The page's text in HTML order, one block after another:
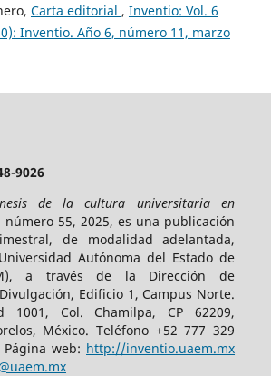
Carta editorial , Inventio: Vol. 6
Inventio. Año 6, número 11, marzo
9026
de la cultura universitaria en
número 55, 2025, es una publicación
de modalidad adelantada,
Autónoma del Estado de
a través de la Dirección de
Edificio 1, Campus Norte.
1001, Col. Chamilpa, CP 62209,
México. Teléfono +52 777 329
web: http://inventio.uaem.mx